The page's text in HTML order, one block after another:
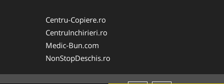
Centru-Copiere.ro
CentruInchirieri.ro
Medic-Bun.com
NonStopDeschis.ro